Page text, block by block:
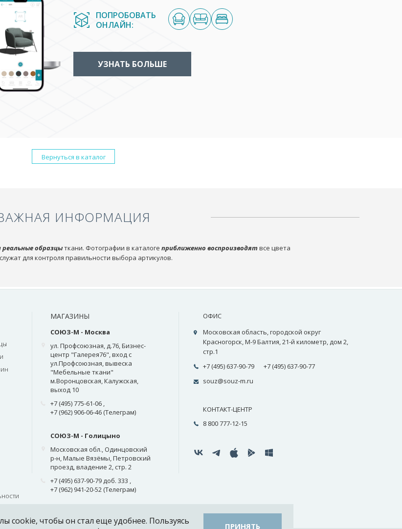
ПОПРОБОВАТЬ
ОНЛАЙН:
УЗНАТЬ БОЛЬШЕ
Вернуться в каталог
ИНФОРМАЦИЯ
образцыткани. Фотографии в каталоге приближенно воспроизводят все цвета
для контроля правильности выбора артикулов.
МАГАЗИНЫ
СОЮЗ-М - Москва
ул. Профсоюзная, д.76, Бизнес-
центр "Галерея76", вход с
ул.Профсоюзная, вывеска
"Мебельные ткани"
м.Воронцовская, Калужская,
выход 10
+7 (495) 775-61-06 ,
+7 (962) 906-06-46 (Телеграм)
СОЮЗ-М - Голицыно
Московская обл., Одинцовский
р-н, Малые Вязёмы, Петровский
проезд, владение 2, стр. 2
+7 (495) 637-90-79 доб. 333 ,
+7 (962) 941-20-52 (Телеграм)
ОФИС
Московская область, городской округ
Красногорск, М-9 Балтия, 21-й километр, дом 2,
стр.1
+7 (495) 637-90-79
+7 (495) 637-90-77
souz@souz-m.ru
КОНТАКТ-ЦЕНТР
8 800 777-12-15
cookie, чтобы он стал еще удобнее. Пользуясь
ПРИНЯТЬ